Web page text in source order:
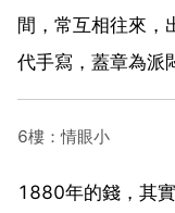
間，常互相往來，
代手寫，蓋章為派
6樓：情眼小
1880年的錢，其